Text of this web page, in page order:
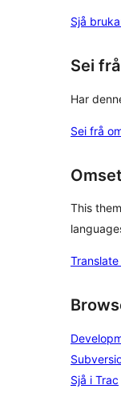
Sjå
Sei frå
Har
Sei frå
This
Sjå i Trac